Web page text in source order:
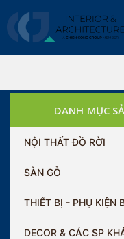
DANH MỤC
NỘI THẤT ĐỒ RỜI
SÀN GỖ
THIẾT BỊ - PHỤ KIỆN
DECOR & CÁC SP